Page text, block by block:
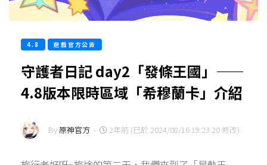
4.8 遊戲官方公告
守護者日記 day2「發條王國」——
4.8版本限時區域「希穆蘭卡」介紹
By原神官方 - 2年前 (已於 2024/08/16 19:23:20 修改)